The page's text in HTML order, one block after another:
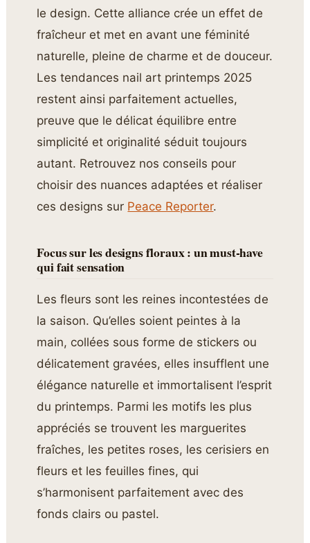
le design. Cette alliance crée un effet de
fraîcheur et met en avant une féminité
naturelle, pleine de charme et de douceur.
Les tendances nail art printemps 2025
restent ainsi parfaitement actuelles,
preuve que le délicat équilibre entre
simplicité et originalité séduit toujours
autant. Retrouvez nos conseils pour
choisir des nuances adaptées et réaliser
ces designs sur Peace Reporter.
Focus sur les designs floraux : un must-have
qui fait sensation
Les fleurs sont les reines incontestées de
la saison. Qu’elles soient peintes à la
main, collées sous forme de stickers ou
délicatement gravées, elles insufflent une
élégance naturelle et immortalisent l’esprit
du printemps. Parmi les motifs les plus
appréciés se trouvent les marguerites
fraîches, les petites roses, les cerisiers en
fleurs et les feuilles fines, qui
s’harmonisent parfaitement avec des
fonds clairs ou pastel.